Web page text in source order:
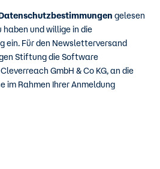
gelesen
haben und willige in die
ein. Für den Newsletterversand
Stiftung die Software
GmbH & Co KG, an die
im Rahmen Ihrer Anmeldung